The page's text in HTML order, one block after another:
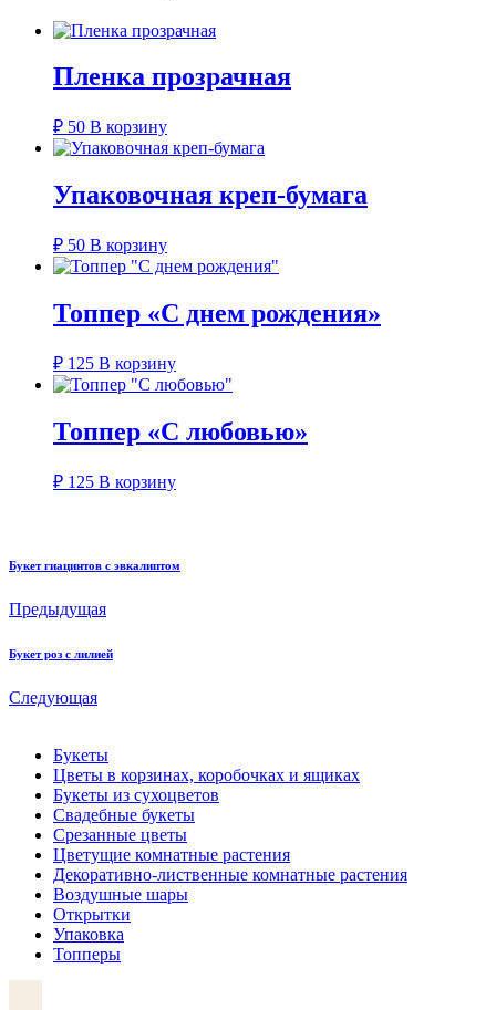
Пленка прозрачная
₽ 50 В корзину
Упаковочная креп-бумага
₽ 50 В корзину
Топпер «С днем рождения»
₽ 125 В корзину
Топпер «С любовью»
₽ 125 В корзину
Букет гиацинтов с эвкалиптом
Предыдущая
Букет роз с лилией
Следующая
Букеты
Цветы в корзинах, коробочках и ящиках
Букеты из сухоцветов
Свадебные букеты
Срезанные цветы
Цветущие комнатные растения
Декоративно-лиственные комнатные растения
Воздушные шары
Открытки
Упаковка
Топперы